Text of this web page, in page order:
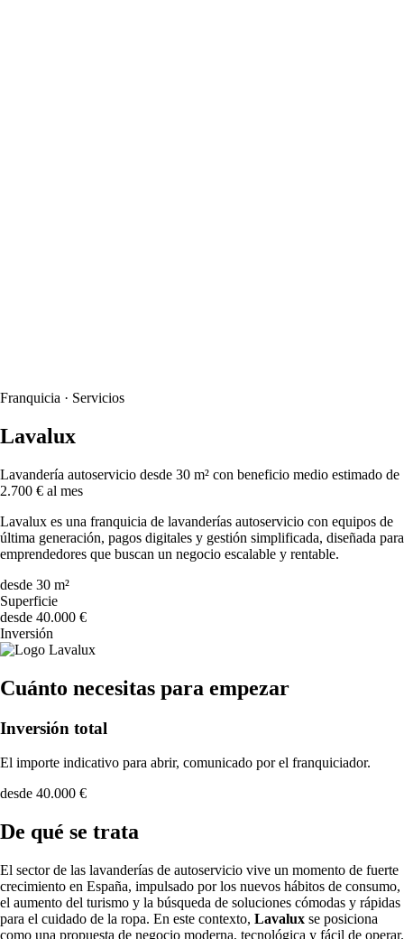
Franquicia · Servicios
Lavalux
Lavandería autoservicio desde 30 m² con beneficio medio estimado de
2.700 € al mes
Lavalux es una franquicia de lavanderías autoservicio con equipos de
última generación, pagos digitales y gestión simplificada, diseñada para
emprendedores que buscan un negocio escalable y rentable.
desde 30 m²
Superficie
desde 40.000 €
Inversión
Cuánto necesitas para empezar
Inversión total
El importe indicativo para abrir, comunicado por el franquiciador.
desde 40.000 €
De qué se trata
El sector de las lavanderías de autoservicio vive un momento de fuerte
crecimiento en España, impulsado por los nuevos hábitos de consumo,
el aumento del turismo y la búsqueda de soluciones cómodas y rápidas
para el cuidado de la ropa. En este contexto, Lavalux se posiciona
como una propuesta de negocio moderna, tecnológica y fácil de operar.